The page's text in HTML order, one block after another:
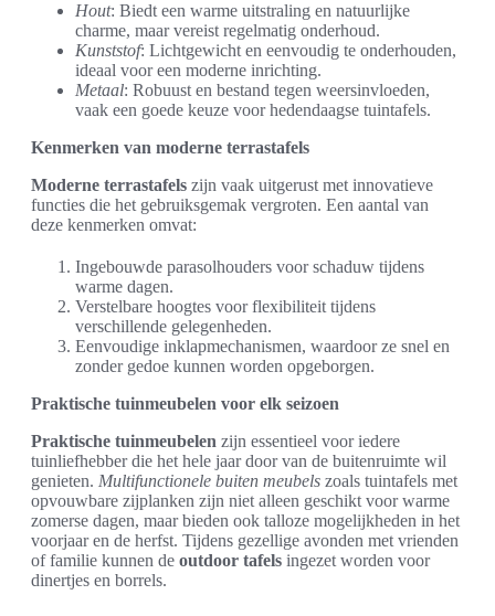
Hout: Biedt een warme uitstraling en natuurlijke
charme, maar vereist regelmatig onderhoud.
Kunststof: Lichtgewicht en eenvoudig te onderhouden,
ideaal voor een moderne inrichting.
Metaal: Robuust en bestand tegen weersinvloeden,
vaak een goede keuze voor hedendaagse tuintafels.
Kenmerken van moderne terrastafels
Moderne terrastafels zijn vaak uitgerust met innovatieve
functies die het gebruiksgemak vergroten. Een aantal van
deze kenmerken omvat:
Ingebouwde parasolhouders voor schaduw tijdens
warme dagen.
Verstelbare hoogtes voor flexibiliteit tijdens
verschillende gelegenheden.
Eenvoudige inklapmechanismen, waardoor ze snel en
zonder gedoe kunnen worden opgeborgen.
Praktische tuinmeubelen voor elk seizoen
Praktische tuinmeubelen zijn essentieel voor iedere
tuinliefhebber die het hele jaar door van de buitenruimte wil
genieten. Multifunctionele buiten meubels zoals tuintafels met
opvouwbare zijplanken zijn niet alleen geschikt voor warme
zomerse dagen, maar bieden ook talloze mogelijkheden in het
voorjaar en de herfst. Tijdens gezellige avonden met vrienden
of familie kunnen de outdoor tafels ingezet worden voor
dinertjes en borrels.